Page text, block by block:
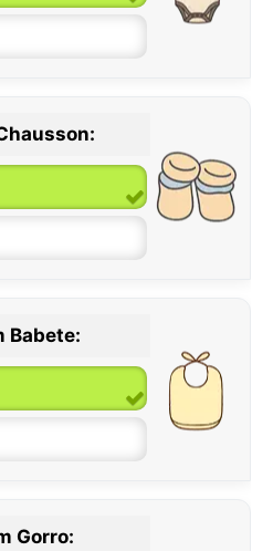
meses
meses
meses
Babete:
Gorro: